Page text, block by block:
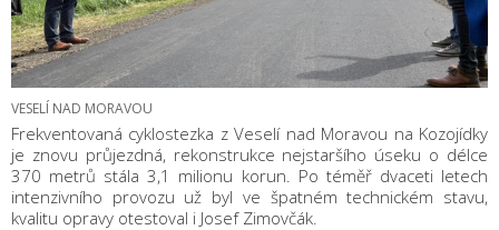
VESELÍ NAD MORAVOU
Frekventovaná cyklostezka z Veselí nad Moravou na Kozojídky
je znovu průjezdná, rekonstrukce nejstaršího úseku o délce
370 metrů stála 3,1 milionu korun. Po téměř dvaceti letech
intenzivního provozu už byl ve špatném technickém stavu,
kvalitu opravy otestoval i Josef Zimovčák.